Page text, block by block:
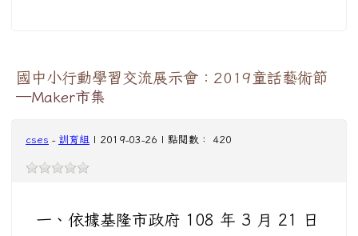
國中小行動學習交流展示會：2019童話藝術節
─Maker市集
cses - 訓育組 | 2019-03-26 | 點閱數： 420
一、依據基隆市政府 108 年 3 月 21 日